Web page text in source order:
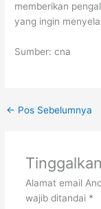
memberikan
yang ingin
Sumber: cna
← Pos Sebelumnya
Alamat email
wajib ditandai *